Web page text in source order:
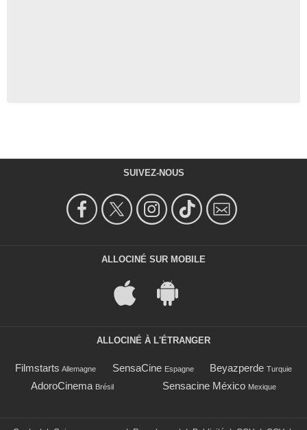
SUIVEZ-NOUS
ALLOCINÉ SUR MOBILE
ALLOCINÉ À L'ÉTRANGER
Filmstarts Allemagne SensaCine Espagne Beyazperde Turquie
AdoroCinema Brésil Sensacine México Mexique